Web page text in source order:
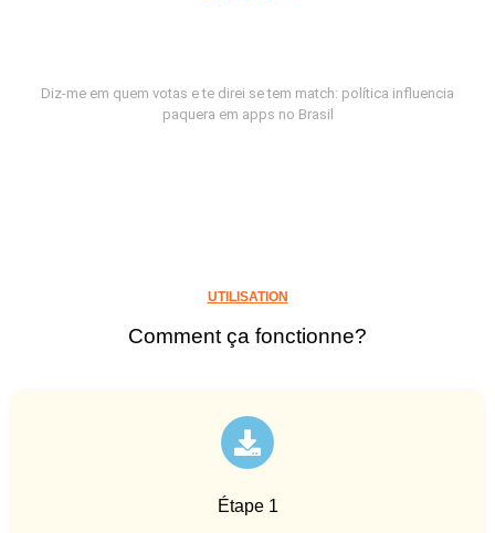
Diz-me em quem votas e te direi se tem match: política influencia
paquera em apps no Brasil
UTILISATION
Comment ça fonctionne?
Étape 1